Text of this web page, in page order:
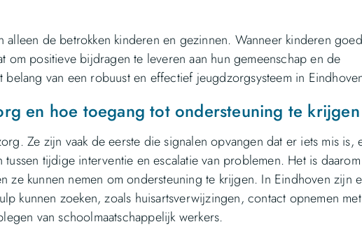
de betrokken kinderen en gezinnen. Wanneer kinderen goed
om positieve bijdragen te leveren aan hun gemeenschap en de
van een robuust en effectief jeugdzorgsysteem in
en hoe toegang tot ondersteuning te krijgen
Ze zijn vaak de eerste die signalen opvangen dat er iets mis is,
tijdige interventie en escalatie van problemen. Het is daarom
ze kunnen nemen om ondersteuning te krijgen. In Eindhoven zijn
kunnen zoeken, zoals huisartsverwijzingen, contact opnemen met
van schoolmaatschappelijk werkers.